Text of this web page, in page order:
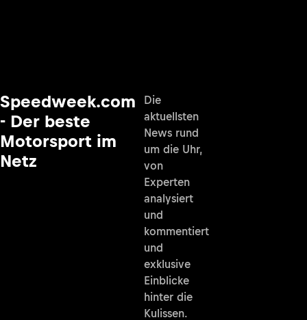
Speedweek.com
- Der beste
Motorsport im
Netz
Die
aktuellsten
News rund
um die Uhr,
von
Experten
analysiert
und
kommentiert
und
exklusive
Einblicke
hinter die
Kulissen.